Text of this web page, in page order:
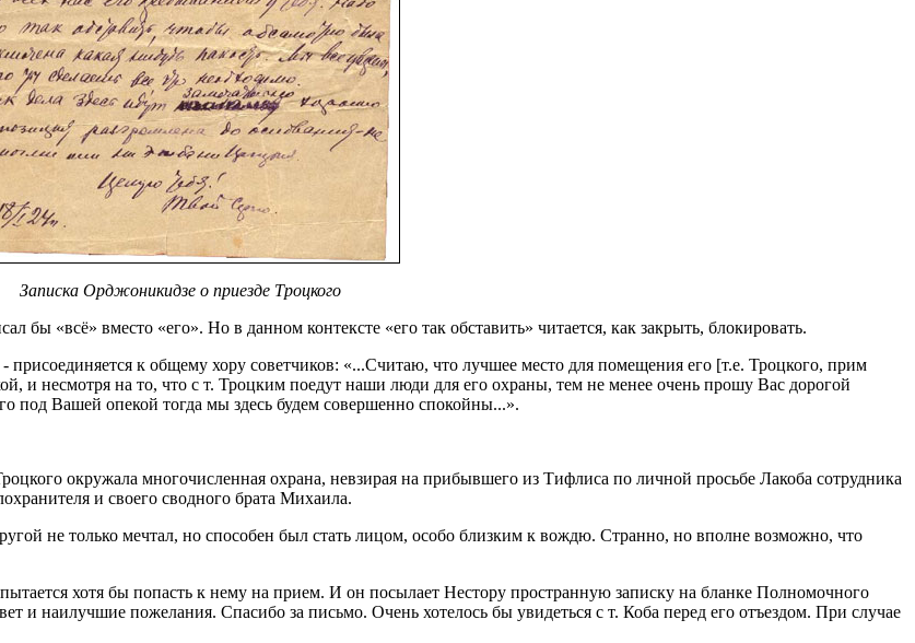
Записка Орджоникидзе о приезде Троцкого
«всё» вместо «его». Но в данном контексте «его так обставить» читается, как закрыть, блокировать.
к общему хору советчиков: «...Считаю, что лучшее место для помещения его [т.е. Троцкого, прим
и несмотря на то, что с т. Троцким поедут наши люди для его охраны, тем не менее очень прошу Вас дорогой
под Вашей опекой тогда мы здесь будем совершенно спокойны...».
окружала многочисленная охрана, невзирая на прибывшего из Тифлиса по личной просьбе Лакоба сотрудника
и своего сводного брата Михаила.
не только мечтал, но способен был стать лицом, особо близким к вождю. Странно, но вполне возможно, что
хотя бы попасть к нему на прием. И он посылает Нестору пространную записку на бланке Полномочного
пожелания. Спасибо за письмо. Очень хотелось бы увидеться с т. Коба перед его отъездом. При случае